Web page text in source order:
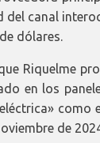
del canal
dólares.
Riquelme
en los
de